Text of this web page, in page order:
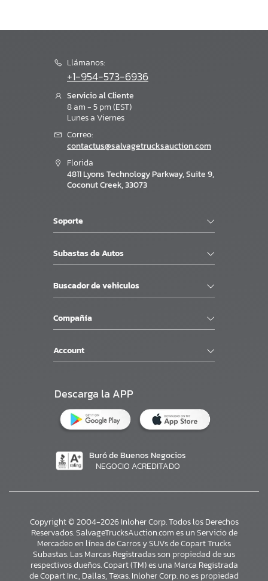
Llámanos:
+1-954-573-6936
Servicio al Cliente
8 am - 5 pm (EST)
Lunes a Viernes
Correo:
contactus@salvagetrucksauction.com
Florida
4811 Lyons Technology Parkway, Suite 9,
Coconut Creek, 33073
Soporte
Subastas de Autos
Buscador de vehiculos
Compañía
Account
Descarga la APP
Buró de Buenos Negocios
NEGOCIO ACREDITADO
Copyright © 2004-2026 Inloher Corp. Todos los Derechos
Reservados. SalvageTrucksAuction.com es un Servicio de
Mercadeo en línea de Carros y SUVs de Copart Trucks
Subastas. Las Marcas Registradas son propiedad de sus
respectivos dueños. Copart (TM) es una Marca Registrada
de Copart Inc., Dallas, Texas. Inloher Corp. no es propiedad